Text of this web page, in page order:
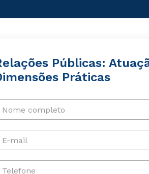
Públicas:
Práticas
Nome completo
E-mail
Telefone